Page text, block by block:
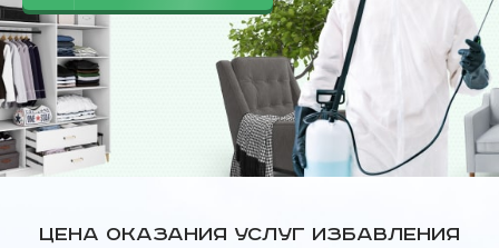
Цена оказания услуг избавления